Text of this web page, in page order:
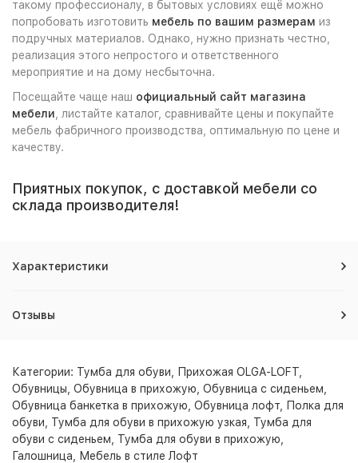
такому профессионалу, в бытовых условиях ещё можно
попробовать изготовить мебель по вашим размерам из
подручных материалов. Однако, нужно признать честно,
реализация этого непростого и ответственного
мероприятие и на дому несбыточна.
Посещайте чаще наш официальный сайт магазина
мебели , листайте каталог, сравнивайте цены и покупайте
мебель фабричного производства, оптимальную по цене и
качеству.
Приятных покупок, с доставкой мебели со
склада производителя!
Характеристики
Отзывы
Категории: Тумба для обуви Прихожая OLGA-LOFT
Обувницы Обувница в прихожую Обувница с сиденьем
Обувница банкетка в прихожую Обувница лофт
Полка для
обуви
Тумба для обуви в прихожую узкая
Тумба для
обуви с сиденьем
Тумба для обуви в прихожую
Галошница
Мебель в стиле Лофт